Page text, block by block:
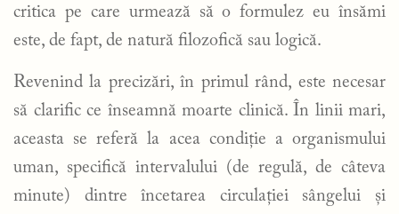
critica pe care urmează să o formulez eu însămi
este, de fapt, de natură filozofică sau logică.
Revenind la precizări, în primul rând, este necesar
să clarific ce înseamnă moarte clinică. În linii mari,
aceasta se referă la acea condiție a organismului
uman, specifică intervalului (de regulă, de câteva
minute) dintre încetarea circulației sângelui și